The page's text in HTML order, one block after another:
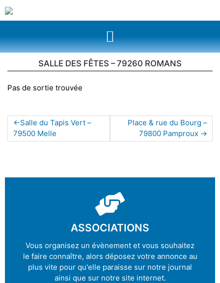
SALLE DES FÊTES – 79260 ROMANS
Pas de sortie trouvée
Salle du Tapis Vert –
79500 Melle
Place & rue du Bourg –
79800 Pamproux
ASSOCIATIONS
Vous organisez un évènement et vous souhaitez
le faire connaître, alors déposez votre annonce au
plus vite pour qu'elle paraisse sur notre journal
ainsi que sur notre site internet.